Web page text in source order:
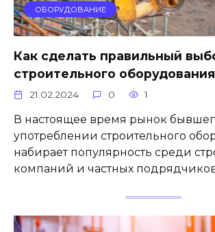
ОБОРУДОВАНИЕ
Как сделать правильный
строительного оборудования
21.02.2024 0 1
В настоящее время рынок
употреблении строительного
набирает популярность среди
компаний и частных